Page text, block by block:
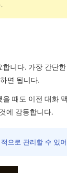
니다. 가장 간단
면 됩니다.
때도 이전 대화
에 감동합니다.
으로 관리할 수 있